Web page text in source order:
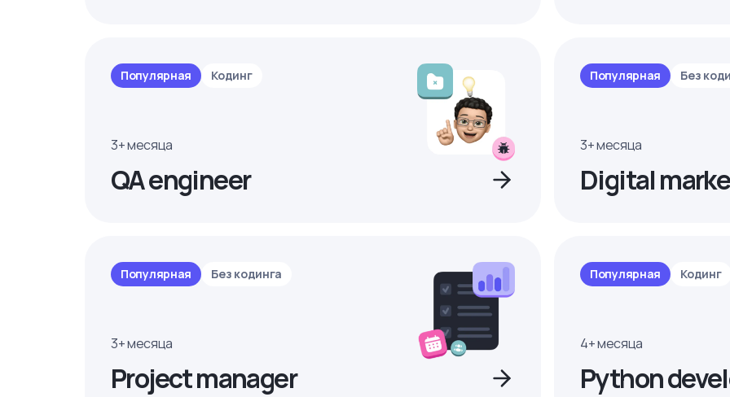
Популярная Кодинг
3+ месяца
QA engineer
Популярная Без
3+ месяца
Digital
Популярная Без кодинга
3+ месяца
Project manager
Популярная Кодинг
4+ месяца
Python